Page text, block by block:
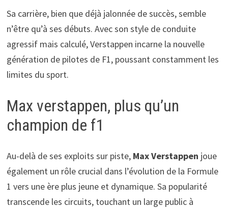
Sa carrière, bien que déjà jalonnée de succès, semble
n’être qu’à ses débuts. Avec son style de conduite
agressif mais calculé, Verstappen incarne la nouvelle
génération de pilotes de F1, poussant constamment les
limites du sport.
Max verstappen, plus qu’un
champion de f1
Au-delà de ses exploits sur piste,Max Verstappen joue
également un rôle crucial dans l’évolution de la Formule
1 vers une ère plus jeune et dynamique. Sa popularité
transcende les circuits, touchant un large public à